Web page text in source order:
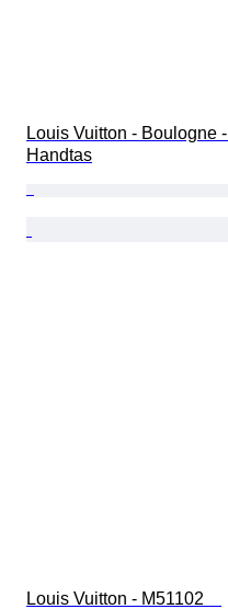
Louis Vuitton - Boulogne -
Handtas
Louis Vuitton - M51102